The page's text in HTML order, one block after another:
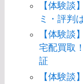
【体験談
ミ・評判
【体験談
宅配買取
証
【体験談